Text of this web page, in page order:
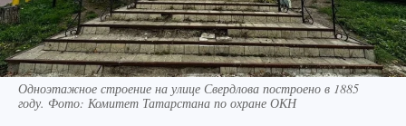
Одноэтажное строение на улице Свердлова построено в 1885
году. Фото: Комитет Татарстана по охране ОКН